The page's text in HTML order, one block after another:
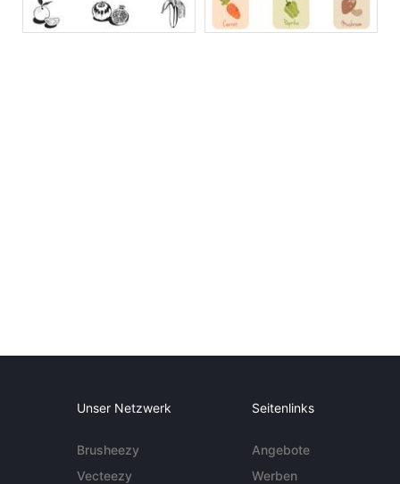
Unser Netzwerk
Brusheezy
Vecteezy
Seitenlinks
Angebote
Werben